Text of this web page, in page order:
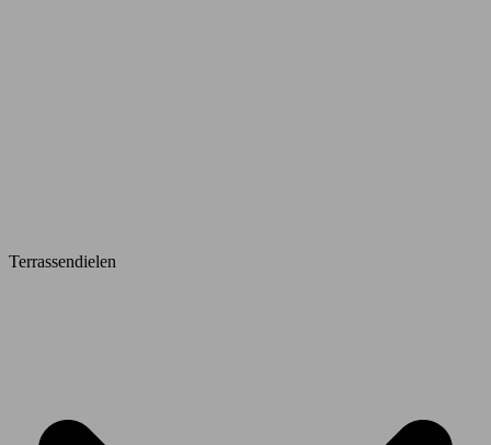
Terrassendielen